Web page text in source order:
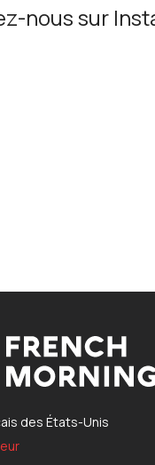
nous sur
des États-Unis